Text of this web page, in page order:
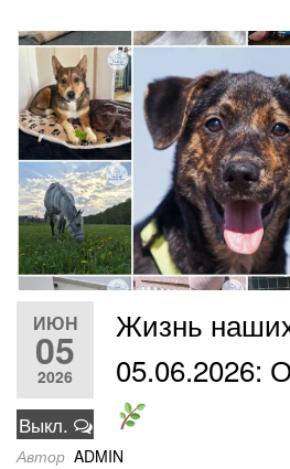
ИЮН
05
2026
Выкл.
Жизнь
05.06.2026:
Автор ADMIN